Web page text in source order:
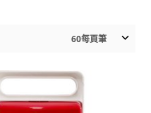
60每頁筆